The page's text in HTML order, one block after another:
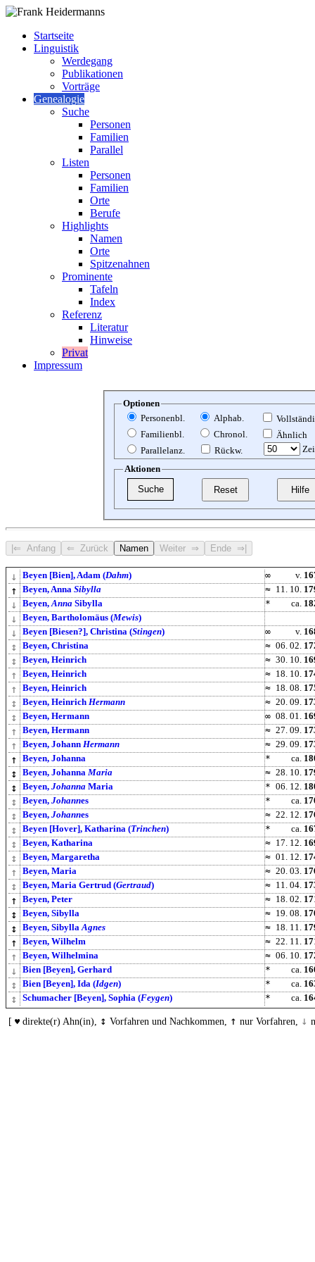
Startseite
Linguistik
Werdegang
Publikationen
Vorträge
Genealogie
Suche
Personen
Familien
Parallel
Listen
Personen
Familien
Orte
Berufe
Highlights
Namen
Orte
Spitzenahnen
Prominente
Tafeln
Index
Referenz
Literatur
Hinweise
Privat
Impressum
Optionen
Personenbl.
Familienbl.
Parallelanz.
Alphab.
Chronol.
Rückw.
Ähnlich
Aktionen
↓ Beyen [Bien], Adam (Dahm) ∞ v.
↑ Beyen, AnnaSibylla ≈ 11. 10.
↓ Beyen,Anna Sibylla * ca.
↓ Beyen, Bartholomäus (Mewis)
↓ Beyen [Biesen?], Christina (Stingen) ∞ v.
↕ Beyen, Christina ≈ 06. 02.
↕ Beyen, Heinrich ≈ 30. 10.
↑ Beyen, Heinrich ≈ 18. 10.
↑ Beyen, Heinrich ≈ 18. 08.
↕ Beyen, HeinrichHermann ≈ 20. 09.
↕ Beyen, Hermann ∞ 08. 01.
↑ Beyen, Hermann ≈ 27. 09.
↑ Beyen, JohannHermann ≈ 29. 09.
↑ Beyen, Johanna * ca.
↕ Beyen, JohannaMaria ≈ 28. 10.
↕ Beyen,Johanna Maria * 06. 12.
↕ Beyen,Johannes * ca.
↕ Beyen,Johannes ≈ 22. 12.
↕ Beyen [Hover], Katharina (Trinchen) * ca.
↕ Beyen, Katharina ≈ 17. 12.
↕ Beyen, Margaretha ≈ 01. 12.
↑ Beyen, Maria ≈ 20. 03.
↕ Beyen, Maria Gertrud (Gertraud) ≈ 11. 04.
↑ Beyen, Peter ≈ 18. 02.
↕ Beyen, Sibylla ≈ 19. 08.
↕ Beyen, SibyllaAgnes ≈ 18. 11.
↑ Beyen, Wilhelm ≈ 22. 11.
↑ Beyen, Wilhelmina ≈ 06. 10.
↓ Bien [Beyen], Gerhard * ca.
↕ Bien [Beyen], Ida (Idgen) * ca.
↕ Schumacher [Beyen], Sophia (Feygen) * ca.
[ ♥ direkte(r) Ahn(in), ↕ Vorfahren und Nachkommen, ↑ nur Vorfahren, ↓